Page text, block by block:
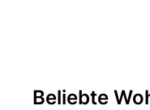
Beliebte